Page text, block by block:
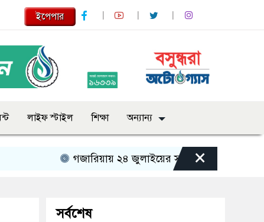
ইপেপার
লাইফ স্টাইল শিক্ষা অন্যান্য
গজারিয়ায় ২৪ জুলাইয়ের স্মৃতিচারণ: গুমের ভয়াবহ
×
সর্বশেষ